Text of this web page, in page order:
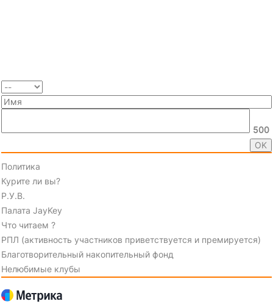
500
Политика
Курите ли вы?
Р.У.В.
Палата JayKey
Что читаем ?
РПЛ (активность участников приветствуется и премируется)
Благотворительный накопительный фонд
Нелюбимые клубы